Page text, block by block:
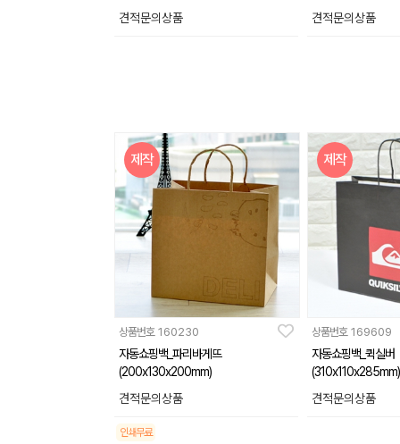
견적문의상품
견적문의상품
제작
상품번호 160230
자동쇼핑백_파리바게뜨
(200x130x200mm)
견적문의상품
인쇄무료
제작
상품번호 169609
자동쇼핑백_퀵실버
(310x110x285mm)
견적문의상품